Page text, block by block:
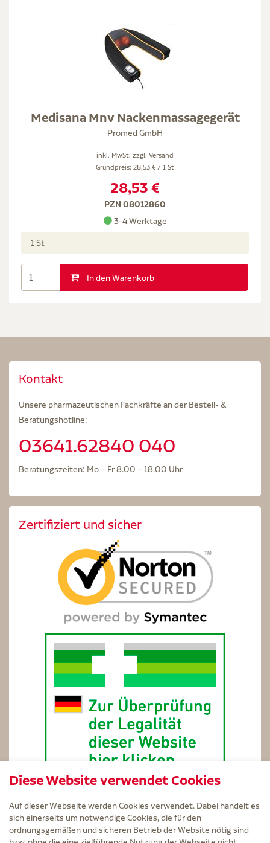
Medisana Mnv Nackenmassagegerät
Promed GmbH
inkl. MwSt. zzgl. Versand
Grundpreis: 28,53 € / 1 St
28,53 €
PZN 08012860
3-4 Werktage
1 St
In den Warenkorb
Kontakt
Unsere pharmazeutischen Fachkräfte an der Bestell- &
Beratungshotline:
03641.62840 040
Beratungszeiten: Mo – Fr 8.00 – 18.00 Uhr
Zertifiziert und sicher
Diese Website verwendet Cookies
Auf dieser Webseite werden Cookies verwendet. Dabei handelt es
sich einerseits um notwendige Cookies, die für den
ordnungsgemäßen und sicheren Betrieb der Website nötig sind